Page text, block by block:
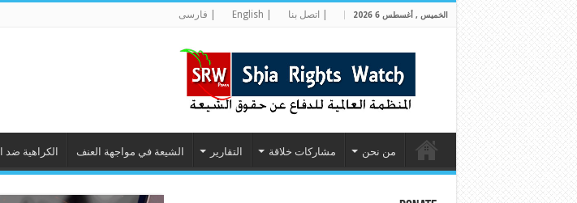
الخميس , أغسطس 6 2026 | اتصل بنا | فارسى
من نحن مشاركات خلاقة التقارير الشيعة في مواجهة العنف الكراهية ضد